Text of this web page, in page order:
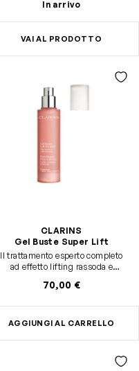
In arrivo
VAI AL PRODOTTO
CLARINS
Gel Buste Super Lift
Il trattamento esperto completo
ad effetto lifting rassoda e
70,00 €
AGGIUNGI AL CARRELLO